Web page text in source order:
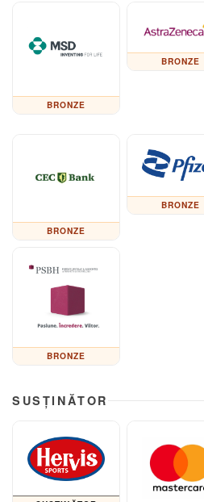
BRONZE
BRONZE
BRONZE
BRONZE
BRONZE
SUSȚINĂTOR